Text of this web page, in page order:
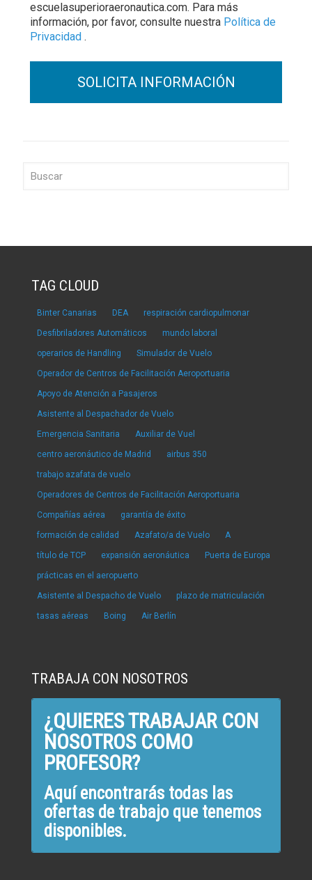
escuelasuperioraeronautica.com. Para más
información, por favor, consulte nuestra Política de
Privacidad .
TAG CLOUD
Binter Canarias DEA respiración cardiopulmonar
Desfibriladores Automáticos mundo laboral
operarios de Handling Simulador de Vuelo
Operador de Centros de Facilitación Aeroportuaria
Apoyo de Atención a Pasajeros
Asistente al Despachador de Vuelo
Emergencia Sanitaria Auxiliar de Vuel
centro aeronáutico de Madrid airbus 350
trabajo azafata de vuelo
Operadores de Centros de Facilitación Aeroportuaria
Compañías aérea garantía de éxito
formación de calidad Azafato/a de Vuelo A
título de TCP expansión aeronáutica Puerta de Europa
prácticas en el aeropuerto
Asistente al Despacho de Vuelo plazo de matriculación
tasas aéreas Boing Air Berlín
TRABAJA CON NOSOTROS
¿QUIERES TRABAJAR CON
NOSOTROS COMO
PROFESOR?
Aquí encontrarás todas las
ofertas de trabajo que tenemos
disponibles.